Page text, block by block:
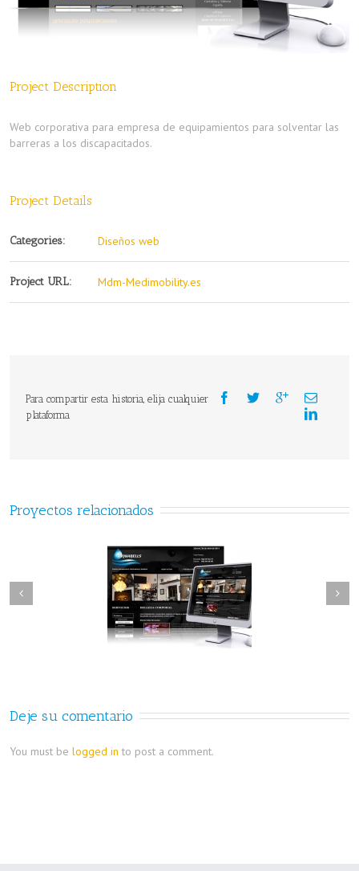
Project Description
Web corporativa para empresa de equipamientos para solventar las
barreras a los discapacitados.
Project Details
Categories: Diseños web
Project URL: Mdm-Medimobility.es
Para compartir esta historia, elija cualquier
plataforma
Proyectos relacionados
Tienda virtual Cuadros de
Deje su comentario
You must be logged in to post a comment.